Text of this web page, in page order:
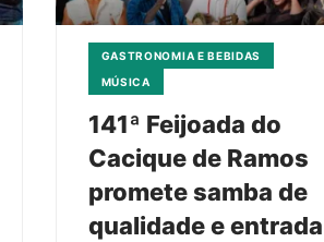
GASTRONOMIA E BEBIDAS
MÚSICA
141ª Feijoada do
Cacique de Ramos
promete samba de
qualidade e entrada